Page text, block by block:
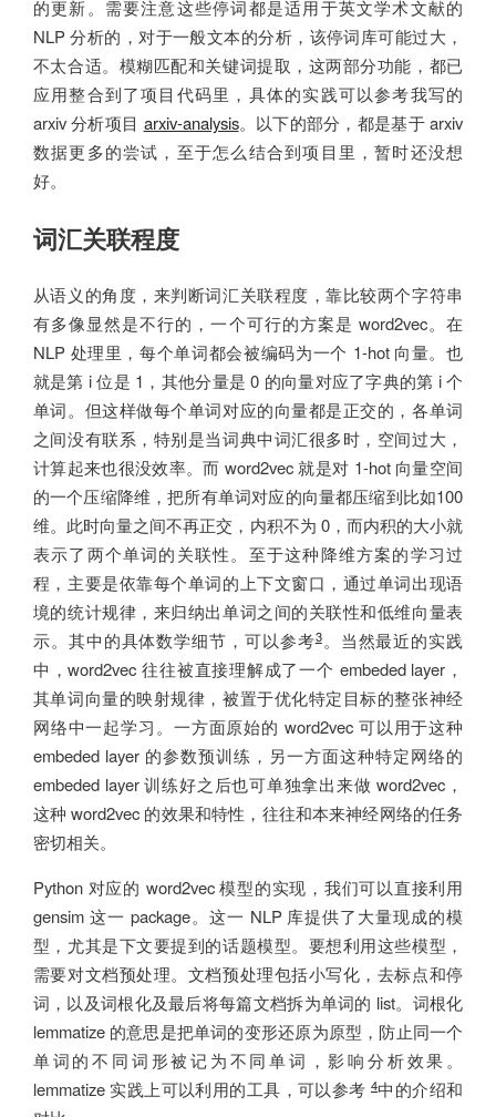
的更新。需要注意这些停词都是适用于英文学术文献的
NLP 分析的，对于一般文本的分析，该停词库可能过大，
不太合适。模糊匹配和关键词提取，这两部分功能，都已
应用整合到了项目代码里，具体的实践可以参考我写的
arxiv 分析项目 arxiv-analysis。以下的部分，都是基于 arxiv
数据更多的尝试，至于怎么结合到项目里，暂时还没想
好。
词汇关联程度
从语义的角度，来判断词汇关联程度，靠比较两个字符串
有多像显然是不行的，一个可行的方案是 word2vec。在
NLP 处理里，每个单词都会被编码为一个 1-hot 向量。也
就是第 i 位是 1，其他分量是 0 的向量对应了字典的第 i 个
单词。但这样做每个单词对应的向量都是正交的，各单词
之间没有联系，特别是当词典中词汇很多时，空间过大，
计算起来也很没效率。而 word2vec 就是对 1-hot 向量空间
的一个压缩降维，把所有单词对应的向量都压缩到比如100
维。此时向量之间不再正交，内积不为 0，而内积的大小就
表示了两个单词的关联性。至于这种降维方案的学习过
程，主要是依靠每个单词的上下文窗口，通过单词出现语
境的统计规律，来归纳出单词之间的关联性和低维向量表
示。其中的具体数学细节，可以参考3。当然最近的实践
中，word2vec 往往被直接理解成了一个 embeded layer，
其单词向量的映射规律，被置于优化特定目标的整张神经
网络中一起学习。一方面原始的 word2vec 可以用于这种
embeded layer 的参数预训练，另一方面这种特定网络的
embeded layer 训练好之后也可单独拿出来做 word2vec，
这种 word2vec 的效果和特性，往往和本来神经网络的任务
密切相关。
Python 对应的 word2vec 模型的实现，我们可以直接利用
gensim 这一 package。这一 NLP 库提供了大量现成的模
型，尤其是下文要提到的话题模型。要想利用这些模型，
需要对文档预处理。文档预处理包括小写化，去标点和停
词，以及词根化及最后将每篇文档拆为单词的 list。词根化
lemmatize 的意思是把单词的变形还原为原型，防止同一个
单词的不同词形被记为不同单词，影响分析效果。
lemmatize 实践上可以利用的工具，可以参考4中的介绍和